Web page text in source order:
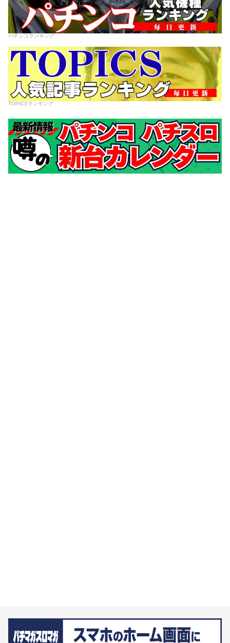
パチンコランキング
TOPICSランキング